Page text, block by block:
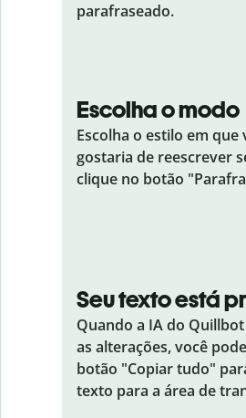
parafraseado.
Escolha o modo
Escolha o estilo em que
gostaria de reescrever
clique no botão
Seu texto está
Quando a IA do
as alterações, você
botão "Copiar tudo"
texto para a área de